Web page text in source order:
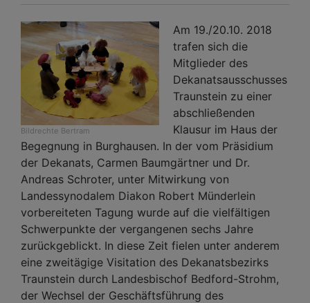
Bildrechte Bertram
Am 19./20.10. 2018
trafen sich die
Mitglieder des
Dekanatsausschusses
Traunstein zu einer
abschließenden
Klausur im Haus der
Begegnung in Burghausen. In der vom Präsidium
der Dekanats, Carmen Baumgärtner und Dr.
Andreas Schroter, unter Mitwirkung von
Landessynodalem Diakon Robert Münderlein
vorbereiteten Tagung wurde auf die vielfältigen
Schwerpunkte der vergangenen sechs Jahre
zurückgeblickt. In diese Zeit fielen unter anderem
eine zweitägige Visitation des Dekanatsbezirks
Traunstein durch Landesbischof Bedford-Strohm,
der Wechsel der Geschäftsführung des